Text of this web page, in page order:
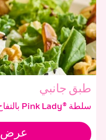
طبق جانبي
سلطة ®Pink Lady بالتفاح والجوز والتمر
عرض